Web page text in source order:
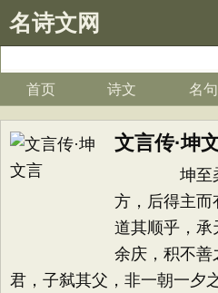
名诗文网
首页 诗文 名句
文言传·坤
坤至柔而
方，后得主而
道其顺乎，承
余庆，积不善
君，子弑其父，非一朝一夕